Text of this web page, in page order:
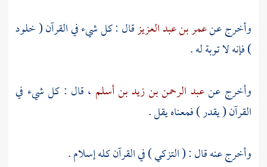
وأخرج عنعمر بن عبد العزيزقال : كل شيء في القرآن ( خلود
) فإنه لا توبة له .
وأخرج عنعبد الرحمن بن زيد بن أسلم ، قال : كل شيء في
القرآن ( يقدر ) فمعناه يقل .
وأخرج عنه قال : ( التزكي ) في القرآن كله إسلام .